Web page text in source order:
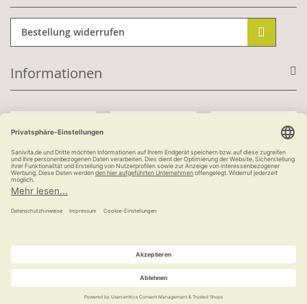
Bestellung widerrufen
Informationen
Kauf auf Rechnung
versandkostenfrei
© Ludwig Bertram GmbH | 2026